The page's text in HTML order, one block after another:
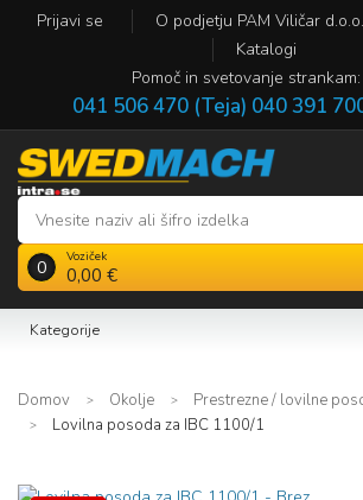
Prijavi se O podjetju PAM Viličar d.o.o.
Katalogi
Pomoč in svetovanje strankam:
041 506 470 (Teja) 040 391
0 Voziček
0,00 €
Kategorije
Domov Okolje
Prestrezne / lovilne
Lovilna posoda za IBC 1100/1